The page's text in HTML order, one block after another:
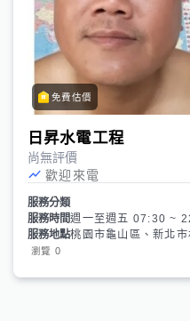
免費估價
日昇水電工程
尚無評價
歡迎來電
服務分類
服務時間週一至週五 07:30 ~
服務地點桃園市龜山區、新北市
瀏覽 0